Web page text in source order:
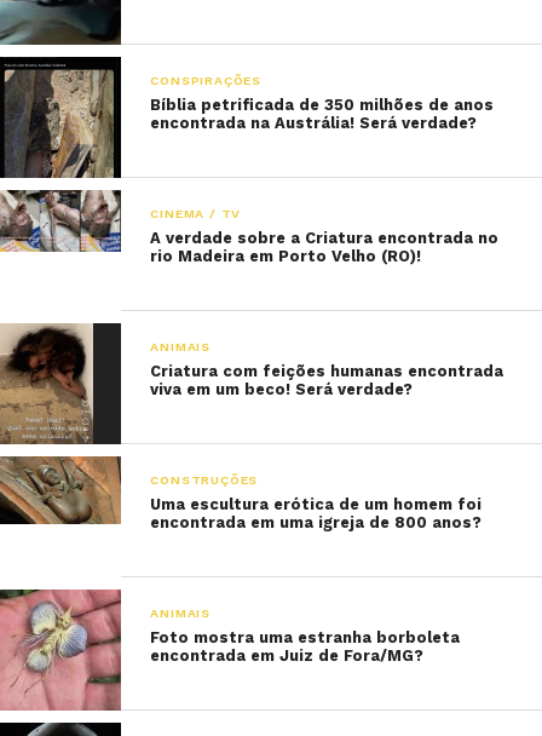
CONSPIRAÇÕES
Bíblia petrificada de 350 milhões de anos
encontrada na Austrália! Será verdade?
CINEMA / TV
A verdade sobre a Criatura encontrada no
rio Madeira em Porto Velho (RO)!
ANIMAIS
Criatura com feições humanas encontrada
viva em um beco! Será verdade?
CONSTRUÇÕES
Uma escultura erótica de um homem foi
encontrada em uma igreja de 800 anos?
ANIMAIS
Foto mostra uma estranha borboleta
encontrada em Juiz de Fora/MG?